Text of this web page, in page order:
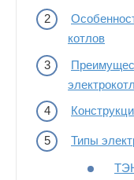
котлов
Типы